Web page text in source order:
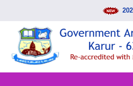
2026-